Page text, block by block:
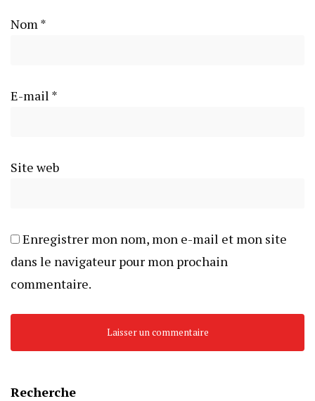
Nom *
E-mail *
Site web
Enregistrer mon nom, mon e-mail et mon site
dans le navigateur pour mon prochain
commentaire.
Recherche